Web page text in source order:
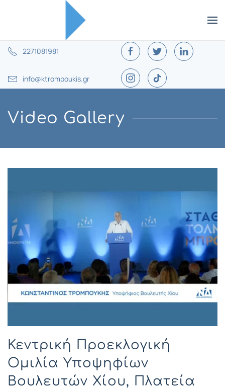
2271081981
info@ktrompoukis.gr
Video Gallery
Κεντρική Προεκλογική
Ομιλία Υποψηφίων
Βουλευτών Χίου, Πλατεία